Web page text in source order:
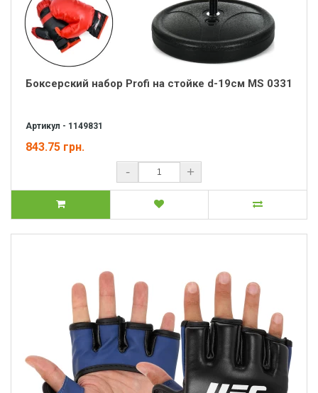
Боксерский набор Profi на стойке d-19см MS 0331
Артикул - 1149831
843.75 грн.
- +